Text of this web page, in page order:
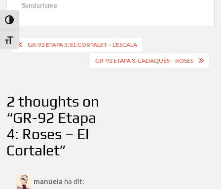
Toggle High Contrast
Toggle Font size
Senderisme
Navegació
GR-92 ETAPA 5: EL CORTALET – L’ESCALA
GR-92 ETAPA 3: CADAQUÉS – ROSES
2 thoughts on
“GR-92 Etapa
4: Roses – El
Cortalet”
manuela ha dit: